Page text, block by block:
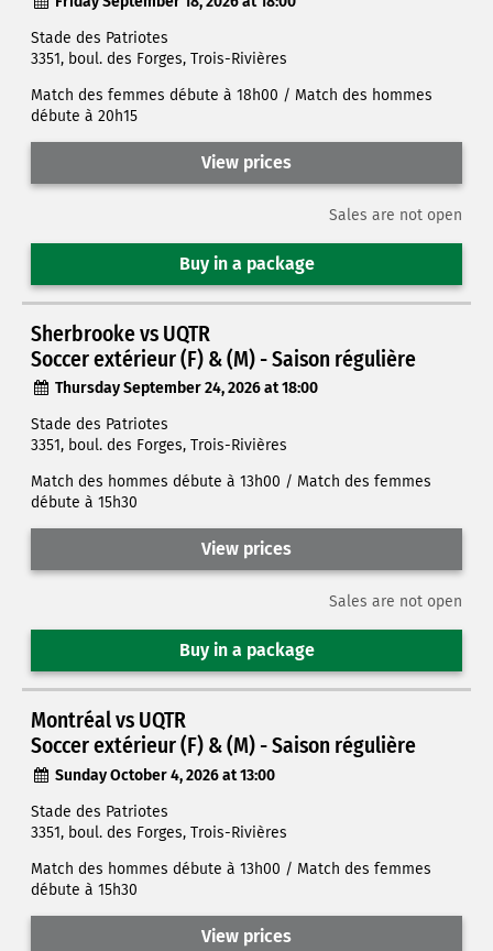
Stade des Patriotes
3351, boul. des Forges, Trois-Rivières
Match des femmes débute à 18h00 / Match des hommes
débute à 20h15
View prices
Sales are not open
Buy in a package
Sherbrooke vs UQTR
Soccer extérieur (F) & (M) - Saison régulière
Thursday September 24, 2026 at 18:00
Stade des Patriotes
3351, boul. des Forges, Trois-Rivières
Match des hommes débute à 13h00 / Match des femmes
débute à 15h30
View prices
Sales are not open
Buy in a package
Montréal vs UQTR
Soccer extérieur (F) & (M) - Saison régulière
Sunday October 4, 2026 at 13:00
Stade des Patriotes
3351, boul. des Forges, Trois-Rivières
Match des hommes débute à 13h00 / Match des femmes
débute à 15h30
View prices